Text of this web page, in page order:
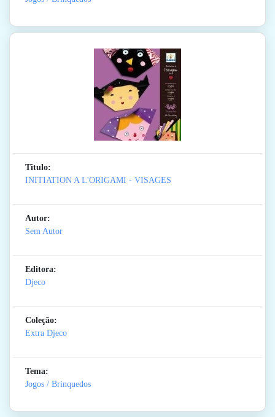
Titulo:
INITIATION A L'ORIGAMI - VISAGES
Autor:
Sem Autor
Editora:
Djeco
Coleção:
Extra Djeco
Tema:
Jogos / Brinquedos